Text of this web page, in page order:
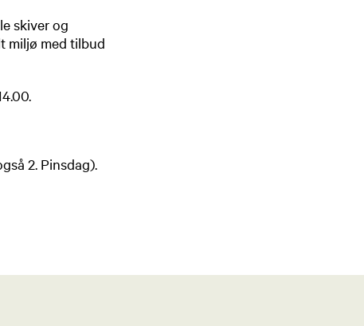
skiver og
miljø med tilbud
2. Pinsdag).